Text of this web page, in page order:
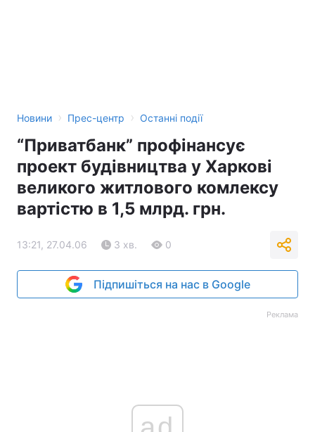
Новини › Прес-центр › Останні події
“Приватбанк” профінансує
проект будівництва у Харкові
великого житлового комлексу
вартістю в 1,5 млрд. грн.
13:21, 27.04.06 3 хв. 0
Підпишіться на нас в Google
Реклама